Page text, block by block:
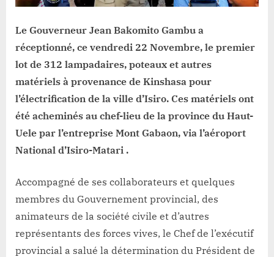
Le Gouverneur Jean Bakomito Gambu a
réceptionné, ce vendredi 22 Novembre, le premier
lot de 312 lampadaires, poteaux et autres
matériels à provenance de Kinshasa pour
l’électrification de la ville d’Isiro. Ces matériels ont
été acheminés au chef-lieu de la province du Haut-
Uele par l’entreprise Mont Gabaon, via l’aéroport
National d’Isiro-Matari .
Accompagné de ses collaborateurs et quelques
membres du Gouvernement provincial, des
animateurs de la société civile et d’autres
représentants des forces vives, le Chef de l’exécutif
provincial a salué la détermination du Président de